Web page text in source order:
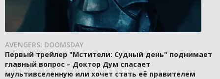
AVENGERS: DOOMSDAY
Первый трейлер "Мстители: Судный день" поднимает
главный вопрос – Доктор Дум спасает
мультивселенную или хочет стать её правителем